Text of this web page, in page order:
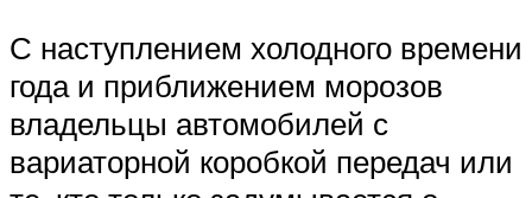
С наступлением холодного времени
года и приближением морозов
владельцы автомобилей с
вариаторной коробкой передач или